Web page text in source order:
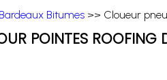
Bitumes>> Cloueur
POINTES ROOFING